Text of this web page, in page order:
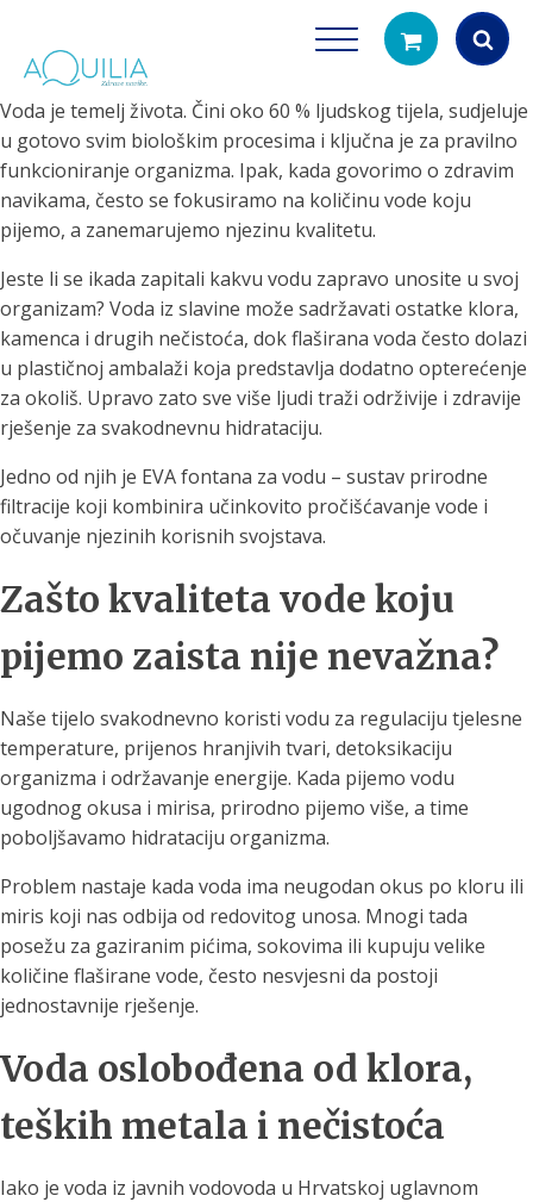
search
Voda je temelj života. Čini oko 60 % ljudskog tijela, sudjeluje
u gotovo svim biološkim procesima i ključna je za pravilno
funkcioniranje organizma. Ipak, kada govorimo o zdravim
navikama, često se fokusiramo na količinu vode koju
pijemo, a zanemarujemo njezinu kvalitetu.
Jeste li se ikada zapitali kakvu vodu zapravo unosite u svoj
organizam? Voda iz slavine može sadržavati ostatke klora,
kamenca i drugih nečistoća, dok flaširana voda često dolazi
u plastičnoj ambalaži koja predstavlja dodatno opterećenje
za okoliš. Upravo zato sve više ljudi traži održivije i zdravije
rješenje za svakodnevnu hidrataciju.
Jedno od njih je EVA fontana za vodu – sustav prirodne
filtracije koji kombinira učinkovito pročišćavanje vode i
očuvanje njezinih korisnih svojstava.
Zašto kvaliteta vode koju
pijemo zaista nije nevažna?
Naše tijelo svakodnevno koristi vodu za regulaciju tjelesne
temperature, prijenos hranjivih tvari, detoksikaciju
organizma i održavanje energije. Kada pijemo vodu
ugodnog okusa i mirisa, prirodno pijemo više, a time
poboljšavamo hidrataciju organizma.
Problem nastaje kada voda ima neugodan okus po kloru ili
miris koji nas odbija od redovitog unosa. Mnogi tada
posežu za gaziranim pićima, sokovima ili kupuju velike
količine flaširane vode, često nesvjesni da postoji
jednostavnije rješenje.
Voda oslobođena od klora,
teških metala i nečistoća
Iako je voda iz javnih vodovoda u Hrvatskoj uglavnom
Tuš glave
filtriranje vode za tuširanje
Vrčevi za
Potpuno prijenosno